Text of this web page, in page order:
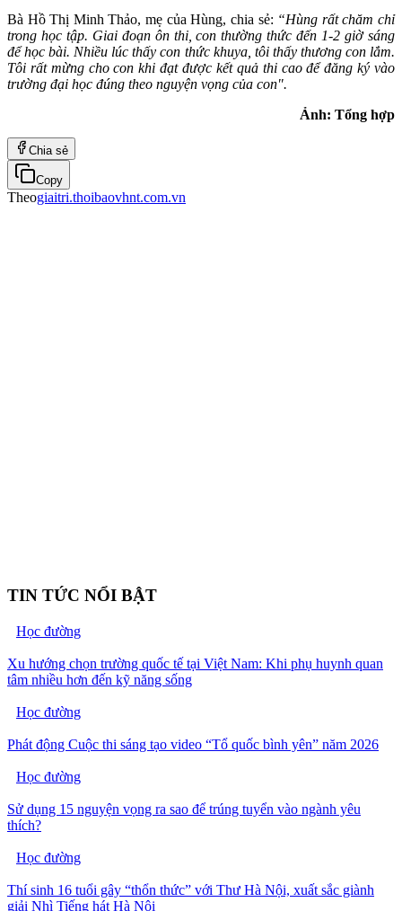
Bà Hồ Thị Minh Thảo, mẹ của Hùng, chia sẻ: “Hùng rất chăm chỉ
trong học tập. Giai đoạn ôn thi, con thường thức đến 1-2 giờ sáng
để học bài. Nhiều lúc thấy con thức khuya, tôi thấy thương con lắm.
Tôi rất mừng cho con khi đạt được kết quả thi cao để đăng ký vào
trường đại học đúng theo nguyện vọng của con".
Ảnh: Tổng hợp
Chia sẻ
Copy
Theogiaitri.thoibaovhnt.com.vn
TIN TỨC NỔI BẬT
Học đường
Xu hướng chọn trường quốc tế tại Việt Nam: Khi phụ huynh quan
tâm nhiều hơn đến kỹ năng sống
Học đường
Phát động Cuộc thi sáng tạo video “Tổ quốc bình yên” năm 2026
Học đường
Sử dụng 15 nguyện vọng ra sao để trúng tuyển vào ngành yêu
thích?
Học đường
Thí sinh 16 tuổi gây “thổn thức” với Thư Hà Nội, xuất sắc giành
giải Nhì Tiếng hát Hà Nội